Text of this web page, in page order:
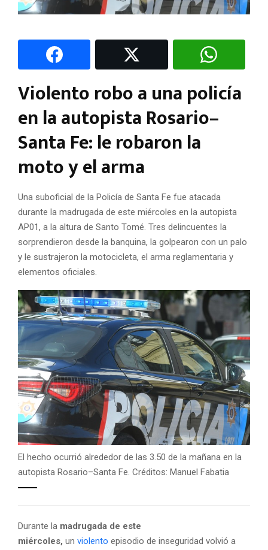
Violento robo a una policía
en la autopista Rosario–
Santa Fe: le robaron la
moto y el arma
Una suboficial de la Policía de Santa Fe fue atacada
durante la madrugada de este miércoles en la autopista
AP01, a la altura de Santo Tomé. Tres delincuentes la
sorprendieron desde la banquina, la golpearon con un palo
y le sustrajeron la motocicleta, el arma reglamentaria y
elementos oficiales.
El hecho ocurrió alrededor de las 3.50 de la mañana en la
autopista Rosario–Santa Fe. Créditos: Manuel Fabatia
Durante la madrugada de este
miércoles, un violento episodio de inseguridad volvió a